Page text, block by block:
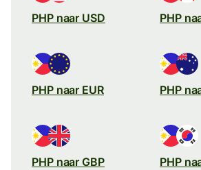
PHP naar USD PHP
PHP naar EUR PHP
PHP naar GBP PHP